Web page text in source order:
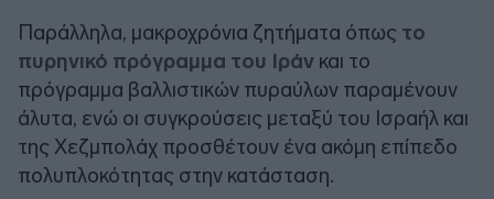
Παράλληλα, μακροχρόνια ζητήματα όπως το
πυρηνικό πρόγραμμα του Ιράν και το
πρόγραμμα βαλλιστικών πυραύλων παραμένουν
άλυτα, ενώ οι συγκρούσεις μεταξύ του Ισραήλ και
της Χεζμπολάχ προσθέτουν ένα ακόμη επίπεδο
πολυπλοκότητας στην κατάσταση.